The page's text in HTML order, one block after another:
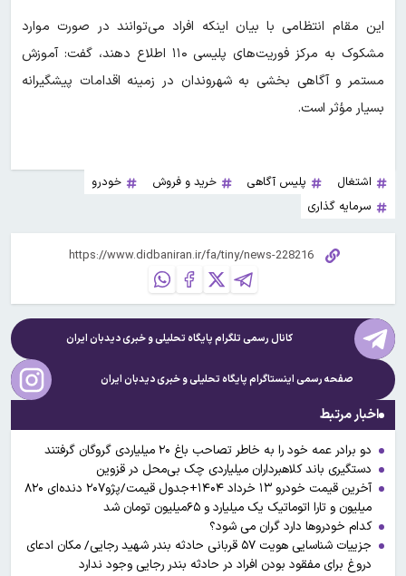
این مقام انتظامی با بیان اینکه افراد می‌توانند در صورت موارد
مشکوک به مرکز فوریت‌های پلیسی ۱۱۰ اطلاع دهند، گفت: آموزش
مستمر و آگاهی بخشی به شهروندان در زمینه اقدامات پیشگیرانه
بسیار مؤثر است.
اشتغال پلیس آگاهی خرید و فروش
خودرو
سرمایه گذاری
کانال رسمی تلگرام پایگاه تحلیلی و خبریدیدبان ایران
صفحه رسمی اینستاگرام پایگاه تحلیلی و خبریدیدبان ایران
اخبار مرتبط
دو برادر عمه خود را به خاطر تصاحب باغ ۲۰ میلیاردی گروگان گرفتند
دستگیری باند کلاهبرداران میلیاردی چک بی‌محل در قزوین
آخرین قیمت خودرو ۱۳ خرداد ۱۴۰۴+جدول قیمت/پژو۲۰۷ دنده‌ای ۸۲۰
میلیون و تارا اتوماتیک یک میلیارد و ۶۵میلیون تومان شد
کدام خودروها دارد گران می شود؟
جزییات شناسایی هویت ۵۷ قربانی حادثه بندر شهید رجایی/ مکان ادعای
دروغ برای مفقود بودن افراد در حادثه بندر رجایی وجود ندارد